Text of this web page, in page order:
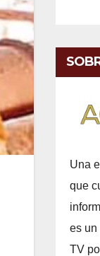
Una
que
es un
TV